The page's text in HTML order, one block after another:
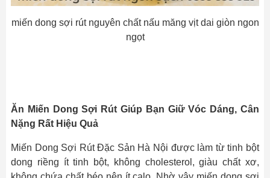
miến dong sợi rút nguyên chất nấu măng vịt dai giòn ngon
ngọt
Ăn Miến Dong Sợi Rút Giúp Bạn Giữ Vóc Dáng, Cân
Nặng Rất Hiệu Quả
Miến Dong Sợi Rút Đặc Sản Hà Nội được làm từ tinh bột
dong riềng ít tinh bột, không cholesterol, giàu chất xơ,